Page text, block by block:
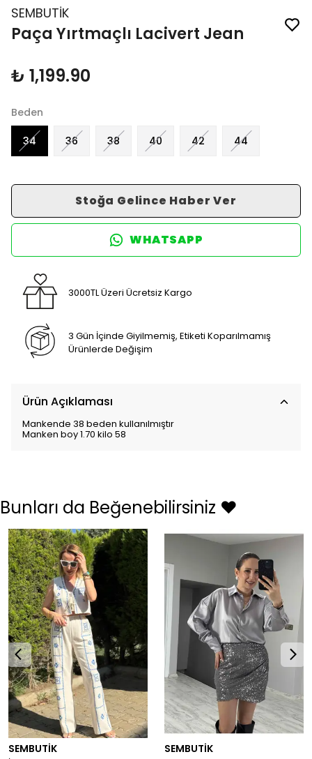
SEMBUTİK
Paça Yırtmaçlı Lacivert Jean
₺ 1,199.90
Beden
34 36 38 40 42 44
Stoğa Gelince Haber Ver
WHATSAPP
3000TL Üzeri Ücretsiz Kargo
3 Gün İçinde Giyilmemiş, Etiketi Koparılmamış
Ürünlerde Değişim
Ürün Açıklaması
Mankende 38 beden kullanılmıştır
Manken boy 1.70 kilo 58
Bunları da Beğenebilirsiniz ❤️
SEMBUTİK SEMBUTİK